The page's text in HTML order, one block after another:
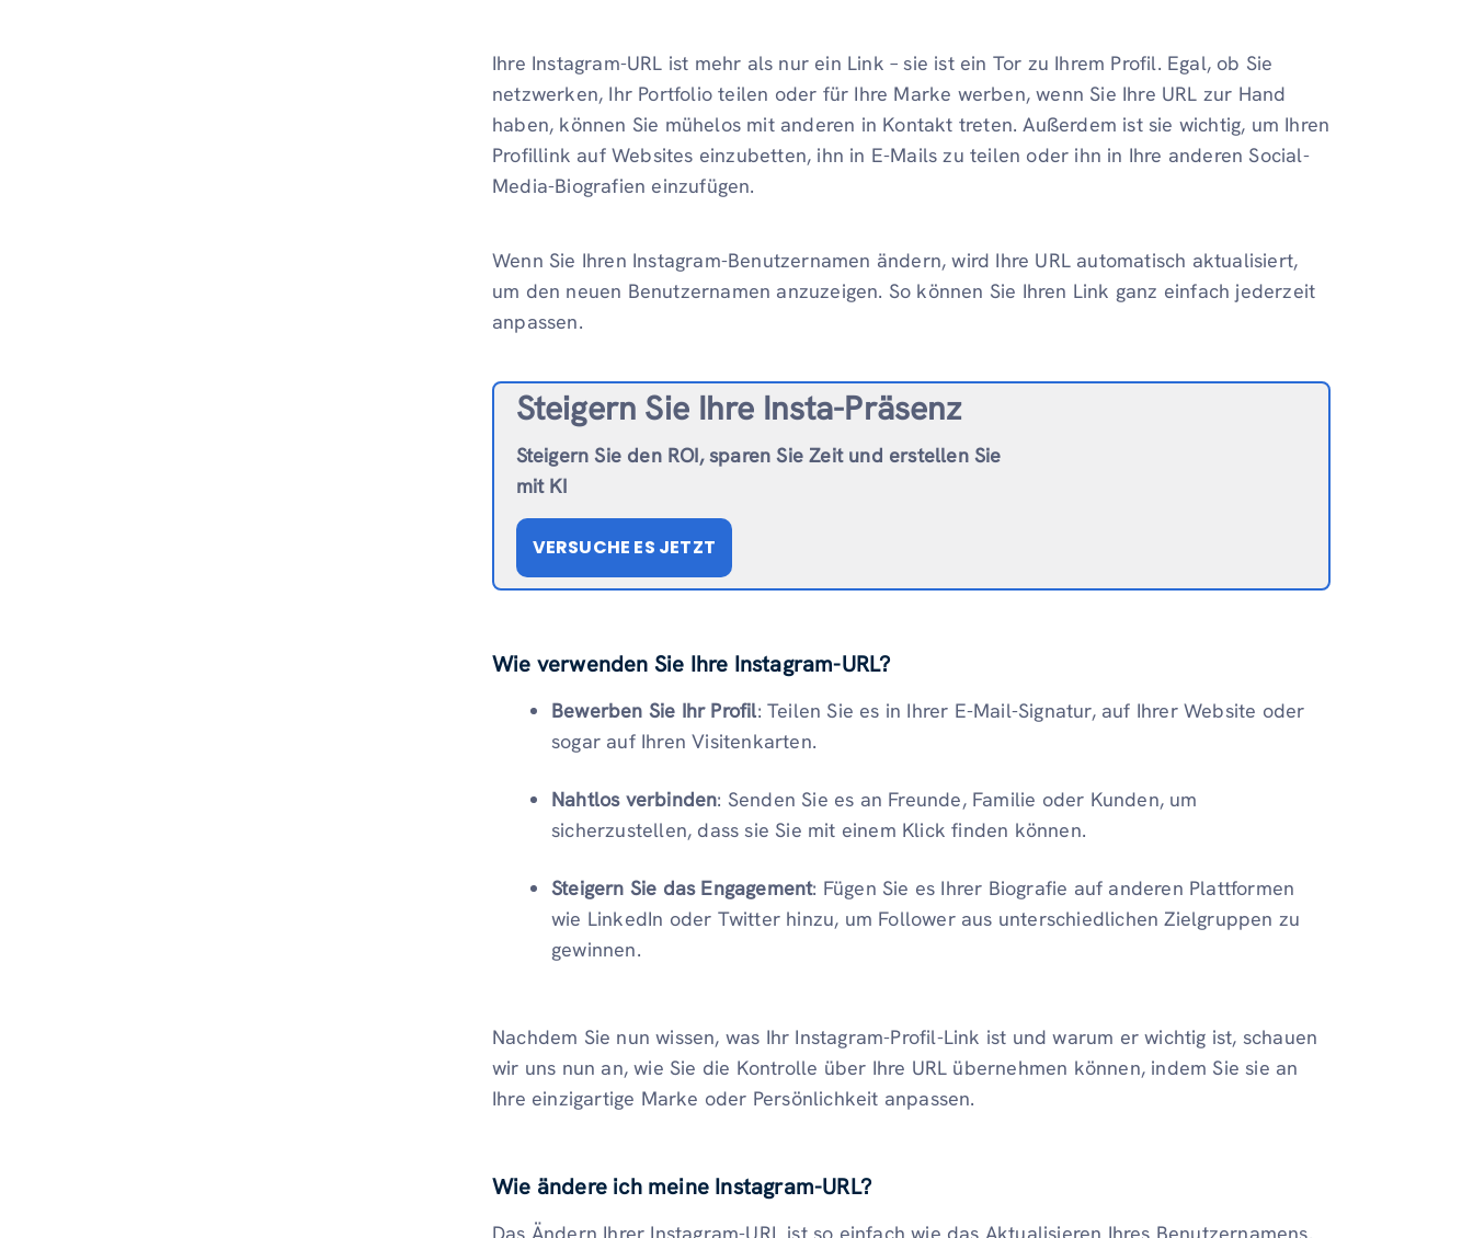
Ihre Instagram-URL ist mehr als nur ein Link – sie ist ein Tor zu Ihrem Profil. Egal, ob Sie
netzwerken, Ihr Portfolio teilen oder für Ihre Marke werben, wenn Sie Ihre URL zur Hand
haben, können Sie mühelos mit anderen in Kontakt treten. Außerdem ist sie wichtig, um Ihren
Profillink auf Websites einzubetten, ihn in E-Mails zu teilen oder ihn in Ihre anderen Social-
Media-Biografien einzufügen.
Wenn Sie Ihren Instagram-Benutzernamen ändern, wird Ihre URL automatisch aktualisiert,
um den neuen Benutzernamen anzuzeigen. So können Sie Ihren Link ganz einfach jederzeit
anpassen.
Steigern Sie Ihre Insta-Präsenz
Steigern Sie den ROI, sparen Sie Zeit und erstellen Sie
mit KI
VERSUCHE ES JETZT
Wie verwenden Sie Ihre Instagram-URL?
Bewerben Sie Ihr Profil: Teilen Sie es in Ihrer E-Mail-Signatur, auf Ihrer Website oder
sogar auf Ihren Visitenkarten.
Nahtlos verbinden: Senden Sie es an Freunde, Familie oder Kunden, um
sicherzustellen, dass sie Sie mit einem Klick finden können.
Steigern Sie das Engagement: Fügen Sie es Ihrer Biografie auf anderen Plattformen
wie LinkedIn oder Twitter hinzu, um Follower aus unterschiedlichen Zielgruppen zu
gewinnen.
Nachdem Sie nun wissen, was Ihr Instagram-Profil-Link ist und warum er wichtig ist, schauen
wir uns nun an, wie Sie die Kontrolle über Ihre URL übernehmen können, indem Sie sie an
Ihre einzigartige Marke oder Persönlichkeit anpassen.
Wie ändere ich meine Instagram-URL?